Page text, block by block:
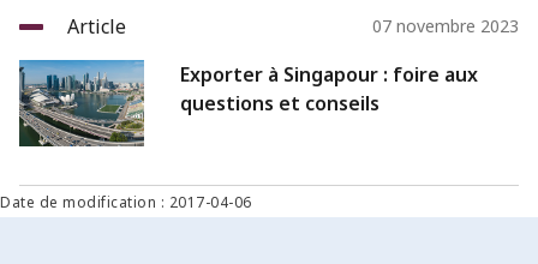
Article 07 novembre 2023
Exporter à Singapour : foire aux
questions et conseils
Date de modification : 2017-04-06